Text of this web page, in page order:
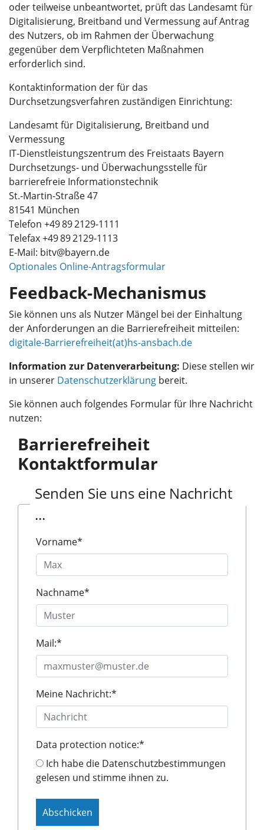
oder teilweise unbeantwortet, prüft das Landesamt für
Digitalisierung, Breitband und Vermessung auf Antrag
des Nutzers, ob im Rahmen der Überwachung
gegenüber dem Verpflichteten Maßnahmen
erforderlich sind.
Kontaktinformation der für das
Durchsetzungsverfahren zuständigen Einrichtung:
Landesamt für Digitalisierung, Breitband und
Vermessung
IT-Dienstleistungszentrum des Freistaats Bayern
Durchsetzungs- und Überwachungsstelle für
barrierefreie Informationstechnik
St.-Martin-Straße 47
81541 München
Telefon +49 89 2129-1111
Telefax +49 89 2129-1113
E-Mail: bitv@bayern.de
Optionales Online-Antragsformular
Feedback-Mechanismus
Sie können uns als Nutzer Mängel bei der Einhaltung
der Anforderungen an die Barrierefreiheit mitteilen:
digitale-Barrierefreiheit(at)hs-ansbach.de
Information zur Datenverarbeitung: Diese stellen wir
in unserer Datenschutzerklärung bereit.
Sie können auch folgendes Formular für Ihre Nachricht
nutzen:
Barrierefreiheit
Kontaktformular
Senden Sie uns eine Nachricht
...
Vorname*
Nachname*
Mail:*
Meine Nachricht:*
Data protection notice:*
gelesen und stimme ihnen zu.